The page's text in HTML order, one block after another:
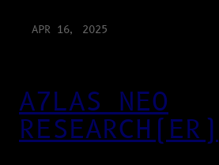
APR 16, 2025
A7LAS NEO
RESEARCH(ER)